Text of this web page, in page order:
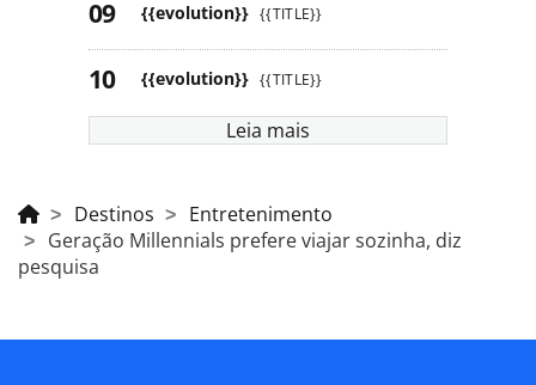
{{evolution}} {{TITLE}}
{{evolution}} {{TITLE}}
Leia mais
Destinos
Entretenimento
Geração Millennials prefere viajar sozinha, diz
pesquisa